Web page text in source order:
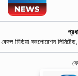
বেঙ্গল মিডিয়া করপোরেশন